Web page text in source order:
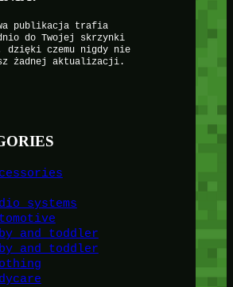
publikacja trafia
do Twojej skrzynki
dzięki czemu nigdy nie
żadnej aktualizacji.
systems
and toddler
and toddler